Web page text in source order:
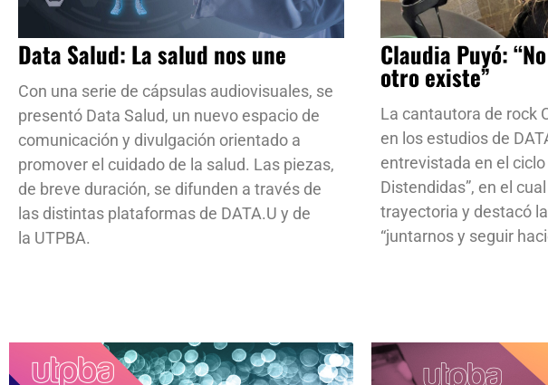
Data Salud: La salud nos une
Con una serie de cápsulas audiovisuales, se
presentó Data Salud, un nuevo espacio de
comunicación y divulgación orientado a
promover el cuidado de la salud. Las piezas,
de breve duración, se difunden a través de
las distintas plataformas de DATA.U y de
la UTPBA.
Claudia Puyó:
otro existe”
La cantautora de rock
en los estudios de
entrevistada en el ciclo
Distendidas”, en el
trayectoria y destacó
“juntarnos y seguir